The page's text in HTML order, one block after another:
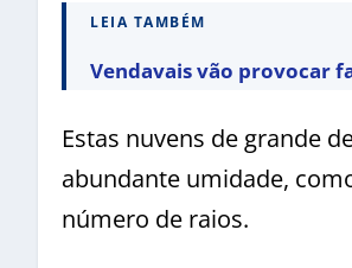
LEIA TAMBÉM
Vendavais vão provocar
Estas nuvens de grande
abundante umidade,
número de raios.